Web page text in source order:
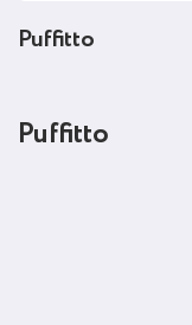
Puffitto
Puffitto